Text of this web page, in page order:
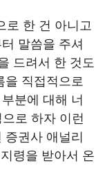
로 한 건 아니고
말씀을 주셔
드려서 한 것도
을 직접적으로
분에 대해 너
로 하자 이런
권사 애널리
령을 받아서 온